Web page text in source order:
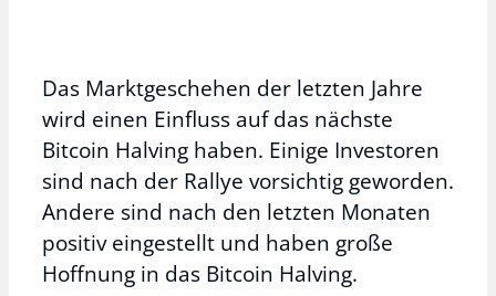
Das Marktgeschehen der letzten Jahre
wird einen Einfluss auf das nächste
Bitcoin Halving haben. Einige Investoren
sind nach der Rallye vorsichtig geworden.
Andere sind nach den letzten Monaten
positiv eingestellt und haben große
Hoffnung in das Bitcoin Halving.